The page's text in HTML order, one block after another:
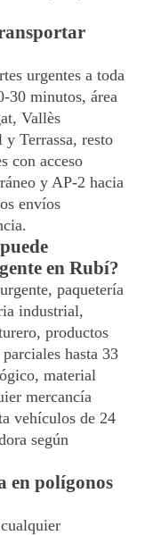
urgentes a toda
30 minutos, área
Vallès
Terrassa, resto
con acceso
y AP-2 hacia
envíos
en Rubí?
paquetería
industrial,
productos
hasta 33
material
mercancía
vehículos de 24
según
en polígonos